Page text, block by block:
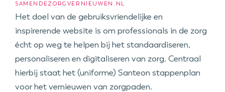
SAMENDEZORGVERNIEUWEN.NL
Het doel van de gebruiksvriendelijke en
inspirerende website is om professionals in de zorg
écht op weg te helpen bij het standaardiseren,
personaliseren en digitaliseren van zorg. Centraal
hierbij staat het (uniforme) Santeon stappenplan
voor het vernieuwen van zorgpaden.